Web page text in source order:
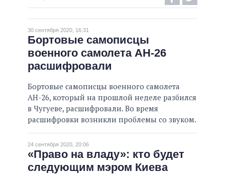
НЕВЫПОЛНЕННЫЕ ОБЕЩАНИЯ
ОБЕЩАНИЯ В ПРОЦЕССЕ
ВСЕ ОБЕЩАНИЯ
АРХИВНЫЕ ОБЕЩАНИЯ
30 сентября 2020, 16:31
Бортовые самописцы
военного самолета АН-26
расшифровали
Бортовые самописцы военного самолета
АН-26, который на прошлой неделе разбился
в Чугуеве, расшифровали. Во время
расшифровки возникли проблемы со звуком.
24 сентября 2020, 20:06
«Право на владу»: кто будет
следующим мэром Киева